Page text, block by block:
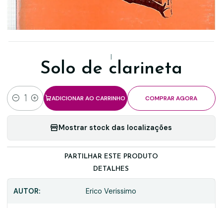
|
Solo de clarineta
Quantidade
ADICIONAR AO CARRINHO COMPRAR AGORA
Mostrar stock das localizações
PARTILHAR ESTE PRODUTO
DETALHES
AUTOR: Erico Verissimo